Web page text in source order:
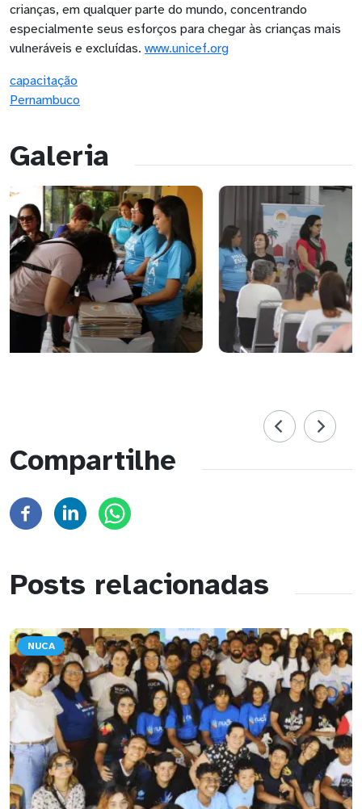
crianças, em qualquer parte do mundo, concentrando
especialmente seus esforços para chegar às crianças mais
vulneráveis e excluídas. www.unicef.org
capacitação
Pernambuco
Galeria
Compartilhe
Posts relacionadas
NUCA